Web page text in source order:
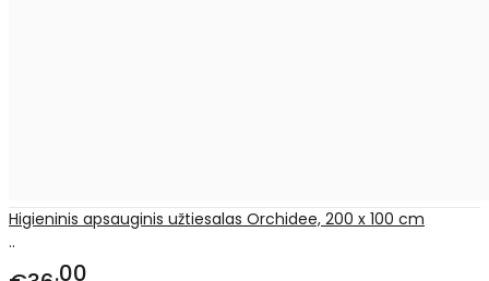
Higieninis apsauginis užtiesalas Orchidee, 200 x 100 cm
..
00